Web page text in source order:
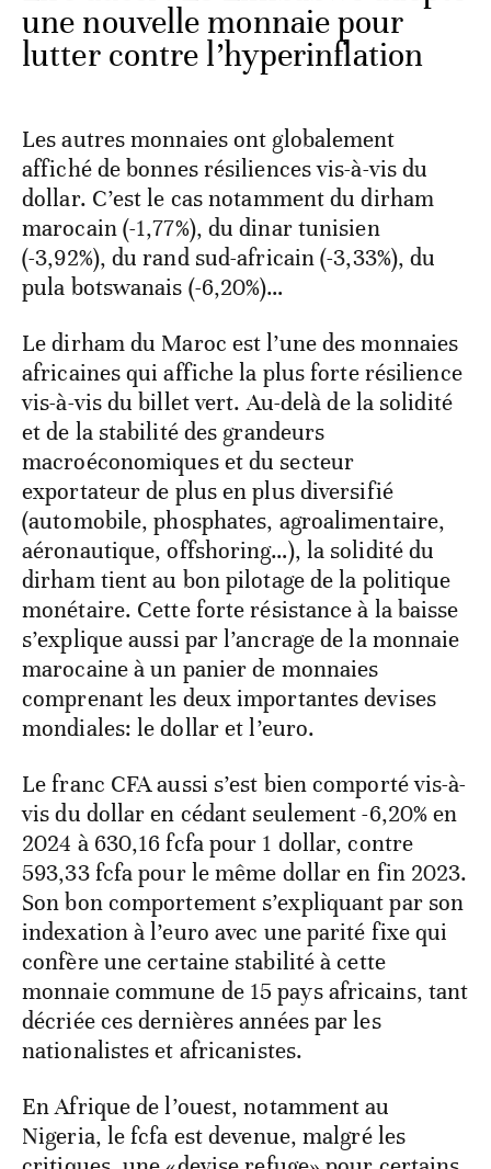
Les autres monnaies ont globalement
dollar. C’est le cas notamment du dirham
marocain (-1,77%), du dinar tunisien
(-3,92%), du rand sud-africain (-3,33%), du
pula botswanais (-6,20%)…
Le dirham du Maroc est l’une des monnaies
africaines qui affiche la plus forte résilience
vis-à-vis du billet vert. Au-delà de la solidité
et de la stabilité des grandeurs
macroéconomiques et du secteur
exportateur de plus en plus diversifié
(automobile, phosphates, agroalimentaire,
aéronautique, offshoring…), la solidité du
dirham tient au bon pilotage de la politique
monétaire. Cette forte résistance à la baisse
s’explique aussi par l’ancrage de la monnaie
marocaine à un panier de monnaies
comprenant les deux importantes devises
mondiales: le dollar et l’euro.
Le franc CFA aussi s’est bien comporté vis-à-
2024 à 630,16 fcfa pour 1 dollar, contre
593,33 fcfa pour le même dollar en fin 2023.
Son bon comportement s’expliquant par son
indexation à l’euro avec une parité fixe qui
confère une certaine stabilité à cette
monnaie commune de 15 pays africains, tant
décriée ces dernières années par les
nationalistes et africanistes.
En Afrique de l’ouest, notamment au
critiques, une «devise refuge» pour certains
opérateurs économiques.